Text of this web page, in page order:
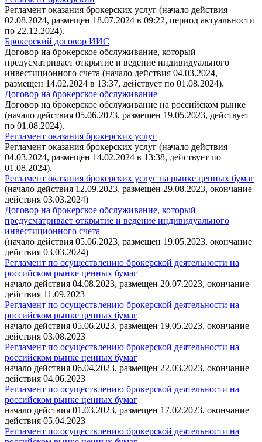
Регламент оказания брокерских услуг (начало действия
02.08.2024, размещен 18.07.2024 в 09:22, период актуальности
по 22.12.2024).
Брокерский договор ИИС
Договор на брокерское обслуживание, который
предусматривает открытие и ведение индивидуального
инвестиционного счета (начало действия 04.03.2024,
размещен 14.02.2024 в 13:37, действует по 01.08.2024).
Договор на брокерское обслуживание
Договор на брокерское обслуживание на российском рынке
(начало действия 05.06.2023, размещен 19.05.2023, действует
по 01.08.2024).
Регламент оказания брокерских услуг
Регламент оказания брокерских услуг (начало действия
04.03.2024, размещен 14.02.2024 в 13:38, действует по
01.08.2024).
Регламент оказания брокерских услуг на рынке ценных бумаг
(начало действия 12.09.2023, размещен 29.08.2023, окончание
действия 03.03.2024)
Договор на брокерское обслуживание, который
предусматривает открытие и ведение индивидуального
инвестиционного счета
(начало действия 05.06.2023, размещен 19.05.2023, окончание
действия 03.03.2024)
Регламент по осуществлению брокерской деятельности на
российском рынке ценных бумаг
начало действия 04.08.2023, размещен 20.07.2023, окончание
действия 11.09.2023
Регламент по осуществлению брокерской деятельности на
российском рынке ценных бумаг
начало действия 05.06.2023, размещен 19.05.2023, окончание
действия 03.08.2023
Регламент по осуществлению брокерской деятельности на
российском рынке ценных бумаг
начало действия 06.04.2023, размещен 22.03.2023, окончание
действия 04.06.2023
Регламент по осуществлению брокерской деятельности на
российском рынке ценных бумаг
начало действия 01.03.2023, размещен 17.02.2023, окончание
действия 05.04.2023
Регламент по осуществлению брокерской деятельности на